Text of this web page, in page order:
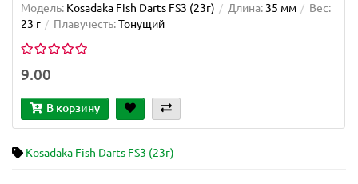
Модель: Kosadaka Fish Darts FS3 (23г) Длина: 35 мм
Вес:
23 г
Плавучесть:Тонущий
9.00
В корзину
Kosadaka Fish Darts FS3 (23г)